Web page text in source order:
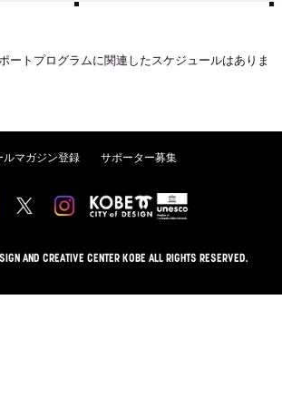
ートプログラムに関連したスケジュールはありま
ルマガジン登録 サポーター募集
AND CREATIVE CENTER KOBE ALL RIGHTS RESERVED.